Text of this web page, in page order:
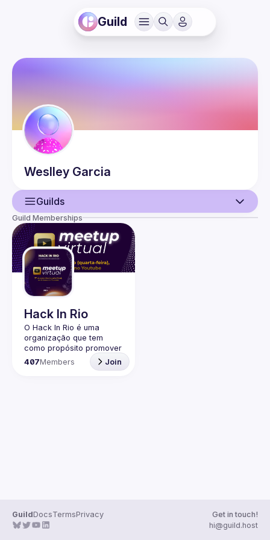
Guild
Weslley Garcia
Guilds
User
Events
Guilds
Guild Memberships
Hack In Rio
O Hack In Rio é uma
organização que tem
como propósito promover
o desenvolvimento de
uma comunidade local
407Members Join
GuildDocsTermsPrivacy
Get in touch!
hi@guild.host